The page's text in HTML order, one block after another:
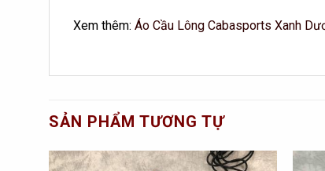
Xem thêm: Áo Cầu Lông Cabasports Xanh
SẢN PHẨM TƯƠNG TỰ